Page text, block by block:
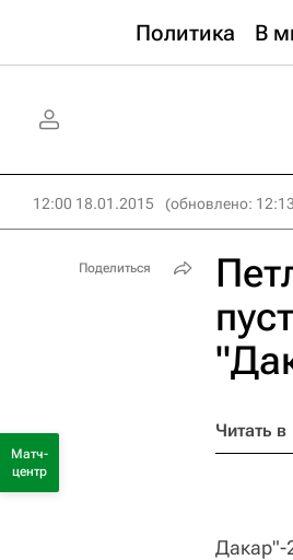
Политика В
12:00 18.01.2015 (обновлено:
Читать в
Дакар"-
Поделиться
Матч-
центр